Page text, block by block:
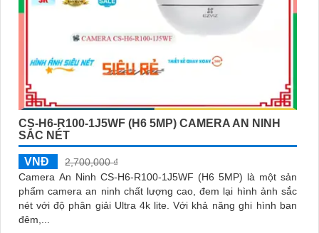
CS-H6-R100-1J5WF (H6 5MP) CAMERA AN NINH
SẮC NÉT
VNĐ
2,700,000 ₫
Camera An Ninh CS-H6-R100-1J5WF (H6 5MP) là một sản
phẩm camera an ninh chất lượng cao, đem lại hình ảnh sắc
nét với độ phân giải Ultra 4k lite. Với khả năng ghi hình ban
đêm,...